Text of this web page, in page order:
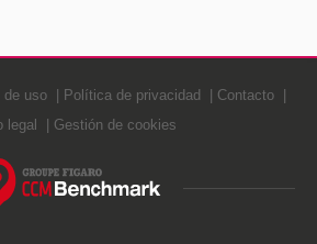
de uso Política de privacidad
Contacto
legal
Gestión de cookies